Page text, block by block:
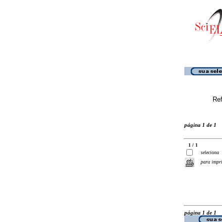
página 1 de 1
1 / 1
seleciona
para
página 1 de 1